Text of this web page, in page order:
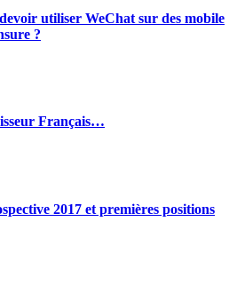
utiliser WeChat sur des mobile
?
Français…
2017 et premières positions